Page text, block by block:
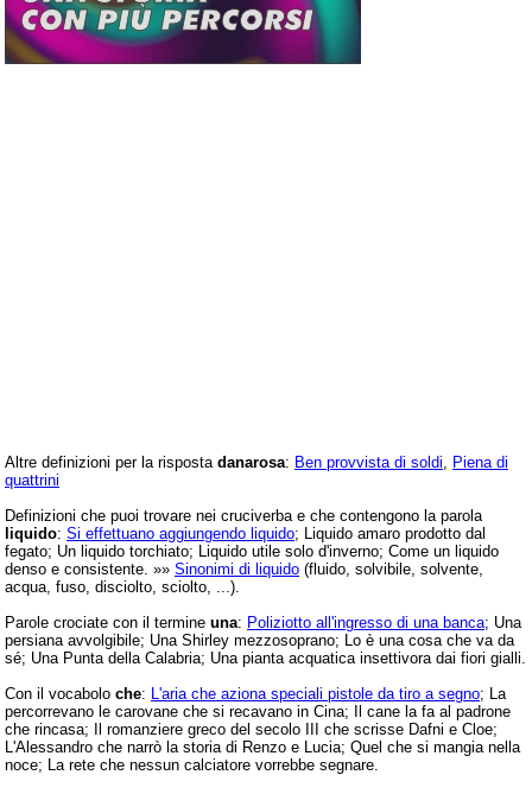
Altre definizioni per la risposta danarosa: Ben provvista di soldi
Piena di
quattrini
Definizioni che puoi trovare nei cruciverba e che contengono la parola
liquido: Si effettuano aggiungendo liquido; Liquido amaro prodotto dal
fegato; Un liquido torchiato; Liquido utile solo d'inverno; Come un liquido
denso e consistente. »» Sinonimi di liquido (fluido, solvibile, solvente,
acqua, fuso, disciolto, sciolto, ...).
Parole crociate con il termine una: Poliziotto all'ingresso di una banca; Una
persiana avvolgibile; Una Shirley mezzosoprano; Lo è una cosa che va da
sé; Una Punta della Calabria; Una pianta acquatica insettivora dai fiori gialli.
Con il vocabolo che: L'aria che aziona speciali pistole da tiro a segno; La
percorrevano le carovane che si recavano in Cina; Il cane la fa al padrone
che rincasa; Il romanziere greco del secolo III che scrisse Dafni e Cloe;
L'Alessandro che narrò la storia di Renzo e Lucia; Quel che si mangia nella
noce; La rete che nessun calciatore vorrebbe segnare.